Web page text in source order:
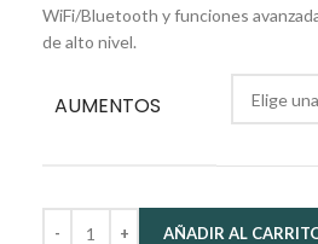
WiFi/Bluetooth y funciones
de alto nivel.
AUMENTOS
AÑADIR AL